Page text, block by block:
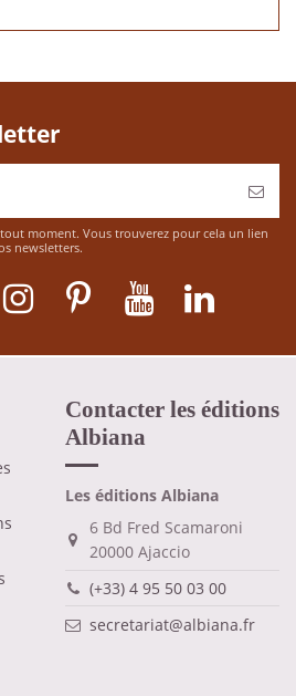
moment. Vous trouverez pour cela un lien
newsletters.
Contacter les éditions
Albiana
Les éditions Albiana
6 Bd Fred Scamaroni
20000 Ajaccio
(+33) 4 95 50 03 00
secretariat@albiana.fr